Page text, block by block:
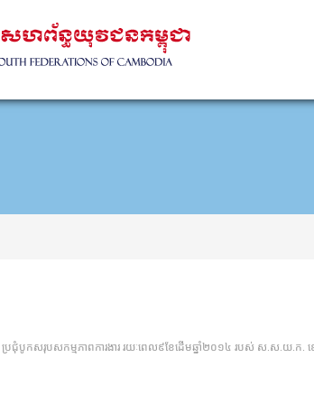
ប្រជុំបូកសរុបសកម្មភាពការងារ រយៈពេល៩ខែដើមឆ្នាំ២០១៤ របស់ ស.ស.យ.ក. ខ